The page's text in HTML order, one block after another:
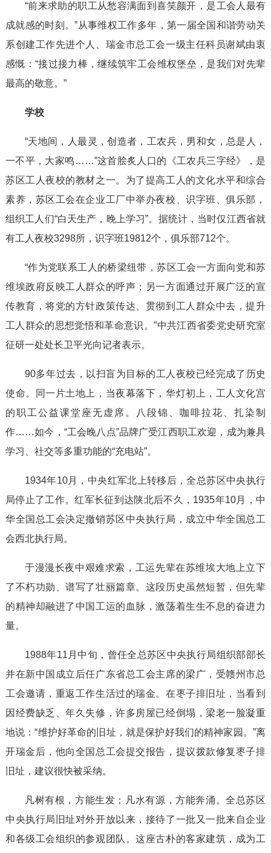
“前来求助的职工从愁容满面到喜笑颜开，是工会人最有
成就感的时刻。”从事维权工作多年，第一届全国和谐劳动关
系创建工作先进个人、瑞金市总工会一级主任科员谢斌由衷
感慨：“接过接力棒，继续筑牢工会维权堡垒，是我们对先辈
最高的敬意。”
学校
“天地间，人最灵，创造者，工农兵，男和女，总是人，
一不平，大家鸣……”这首脍炙人口的《工农兵三字经》，是
苏区工人夜校的教材之一。为了提高工人的文化水平和综合
素养，苏区工会在企业工厂中举办夜校、识字班、俱乐部，
组织工人们“白天生产，晚上学习”。据统计，当时仅江西省就
有工人夜校3298所，识字班19812个，俱乐部712个。
“作为党联系工人的桥梁纽带，苏区工会一方面向党和苏
维埃政府反映工人群众的呼声；另一方面通过开展广泛的宣
传教育，将党的方针政策传达、贯彻到工人群众中去，提升
工人群众的思想觉悟和革命意识。”中共江西省委党史研究室
征研一处处长卫平光向记者表示。
90多年过去，以扫盲为目标的工人夜校已经完成了历史
使命。同一片土地上，当夜幕落下，华灯初上，工人文化宫
的职工公益课堂座无虚席。八段锦、咖啡拉花、扎染制
作……如今，“工会晚八点”品牌广受江西职工欢迎，成为兼具
学习、社交等多重功能的“充电站”。
1934年10月，中央红军北上转移后，全总苏区中央执行
局停止了工作。红军长征到达陕北后不久，1935年10月，中
华全国总工会决定撤销苏区中央执行局，成立中华全国总工
会西北执行局。
于漫漫长夜中艰难求索，工运先辈在苏维埃大地上立下
了不朽功勋、谱写了壮丽篇章。这段历史虽然短暂，但先辈
的精神却融进了中国工运的血脉，激荡着生生不息的奋进力
量。
1988年11月中旬，曾任全总苏区中央执行局组织部部长
并在新中国成立后任广东省总工会主席的梁广，受赣州市总
工会邀请，重返工作生活过的瑞金。在枣子排旧址，当看到
因经费缺乏、年久失修，许多房屋已经倒塌，梁老一脸凝重
地说：“维护好革命的旧址，就是保护好我们的精神家园。”离
开瑞金后，他向全国总工会提交报告，提议拨款修复枣子排
旧址，建议很快被采纳。
凡树有根，方能生发；凡水有源，方能奔涌。全总苏区
中央执行局旧址对外开放以来，接待了一批又一批来自企业
和各级工会组织的参观团队。这座古朴的客家建筑，成为工